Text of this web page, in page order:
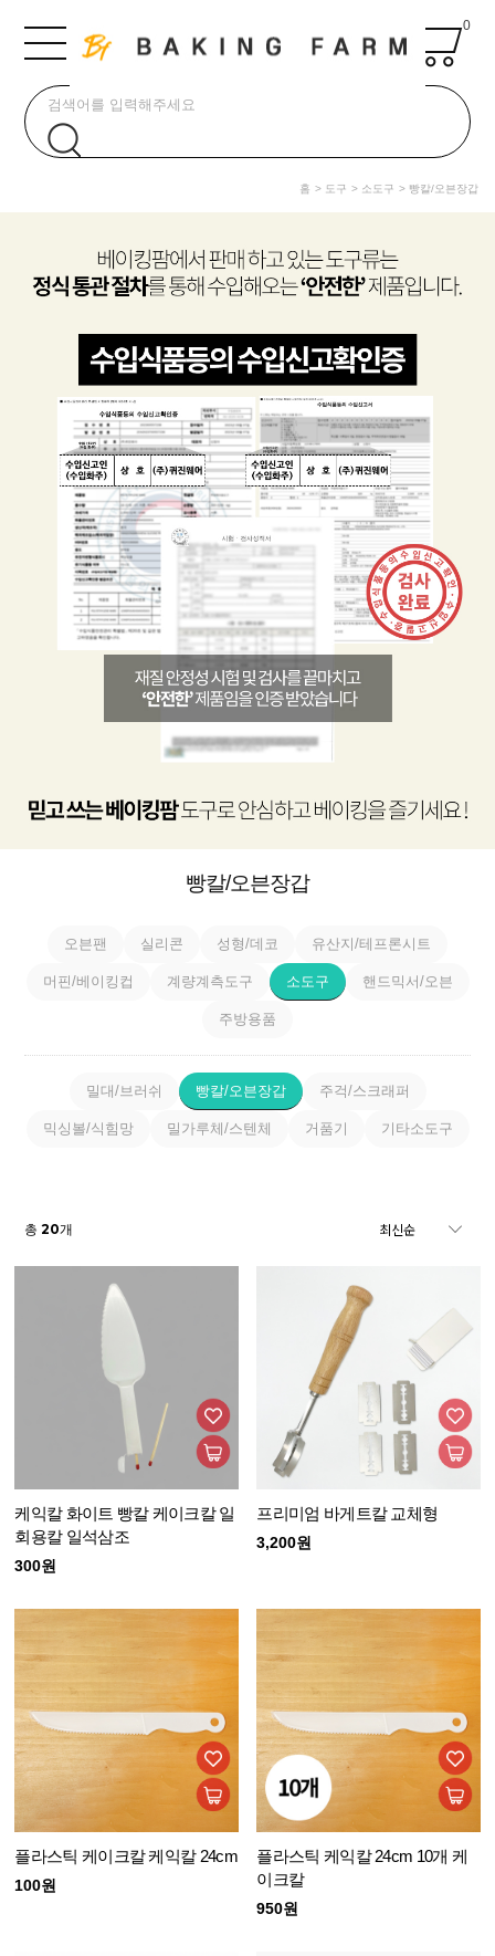
0
홈 도구 소도구 빵칼/오븐장갑
빵칼/오븐장갑
오븐팬 실리콘 성형/데코 유산지/테프론시트
머핀/베이킹컵 계량계측도구 소도구 핸드믹서/오븐
주방용품
밀대/브러쉬 빵칼/오븐장갑 주걱/스크래퍼
믹싱볼/식힘망 밀가루체/스텐체 거품기 기타소도구
총20개
케익칼 화이트 빵칼 케이크칼 일
회용칼 일석삼조
300원
프리미엄 바게트칼 교체형
3,200원
플라스틱 케이크칼 케익칼 24cm
100원
플라스틱 케익칼 24cm 10개 케
이크칼
950원